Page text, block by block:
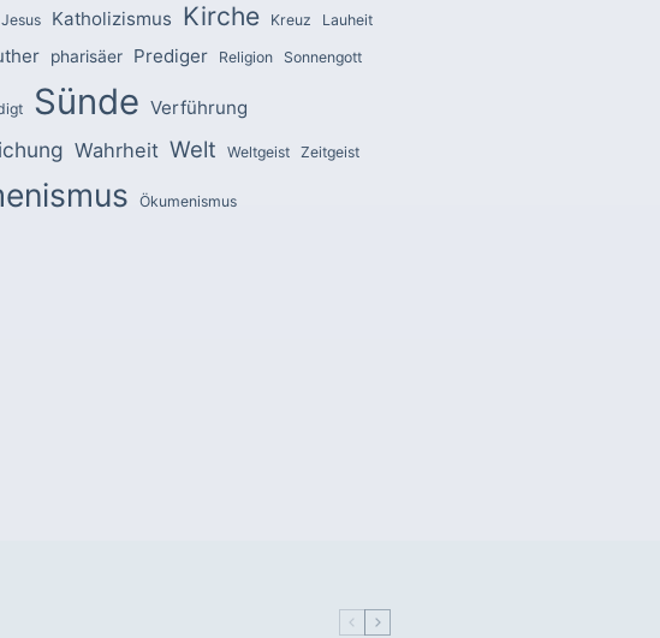
Jesus Katholizismus Kirche Kreuz Lauheit
pharisäer Prediger Religion Sonnengott
Sünde Verführung
Wahrheit Welt Weltgeist Zeitgeist
Ökumenismus